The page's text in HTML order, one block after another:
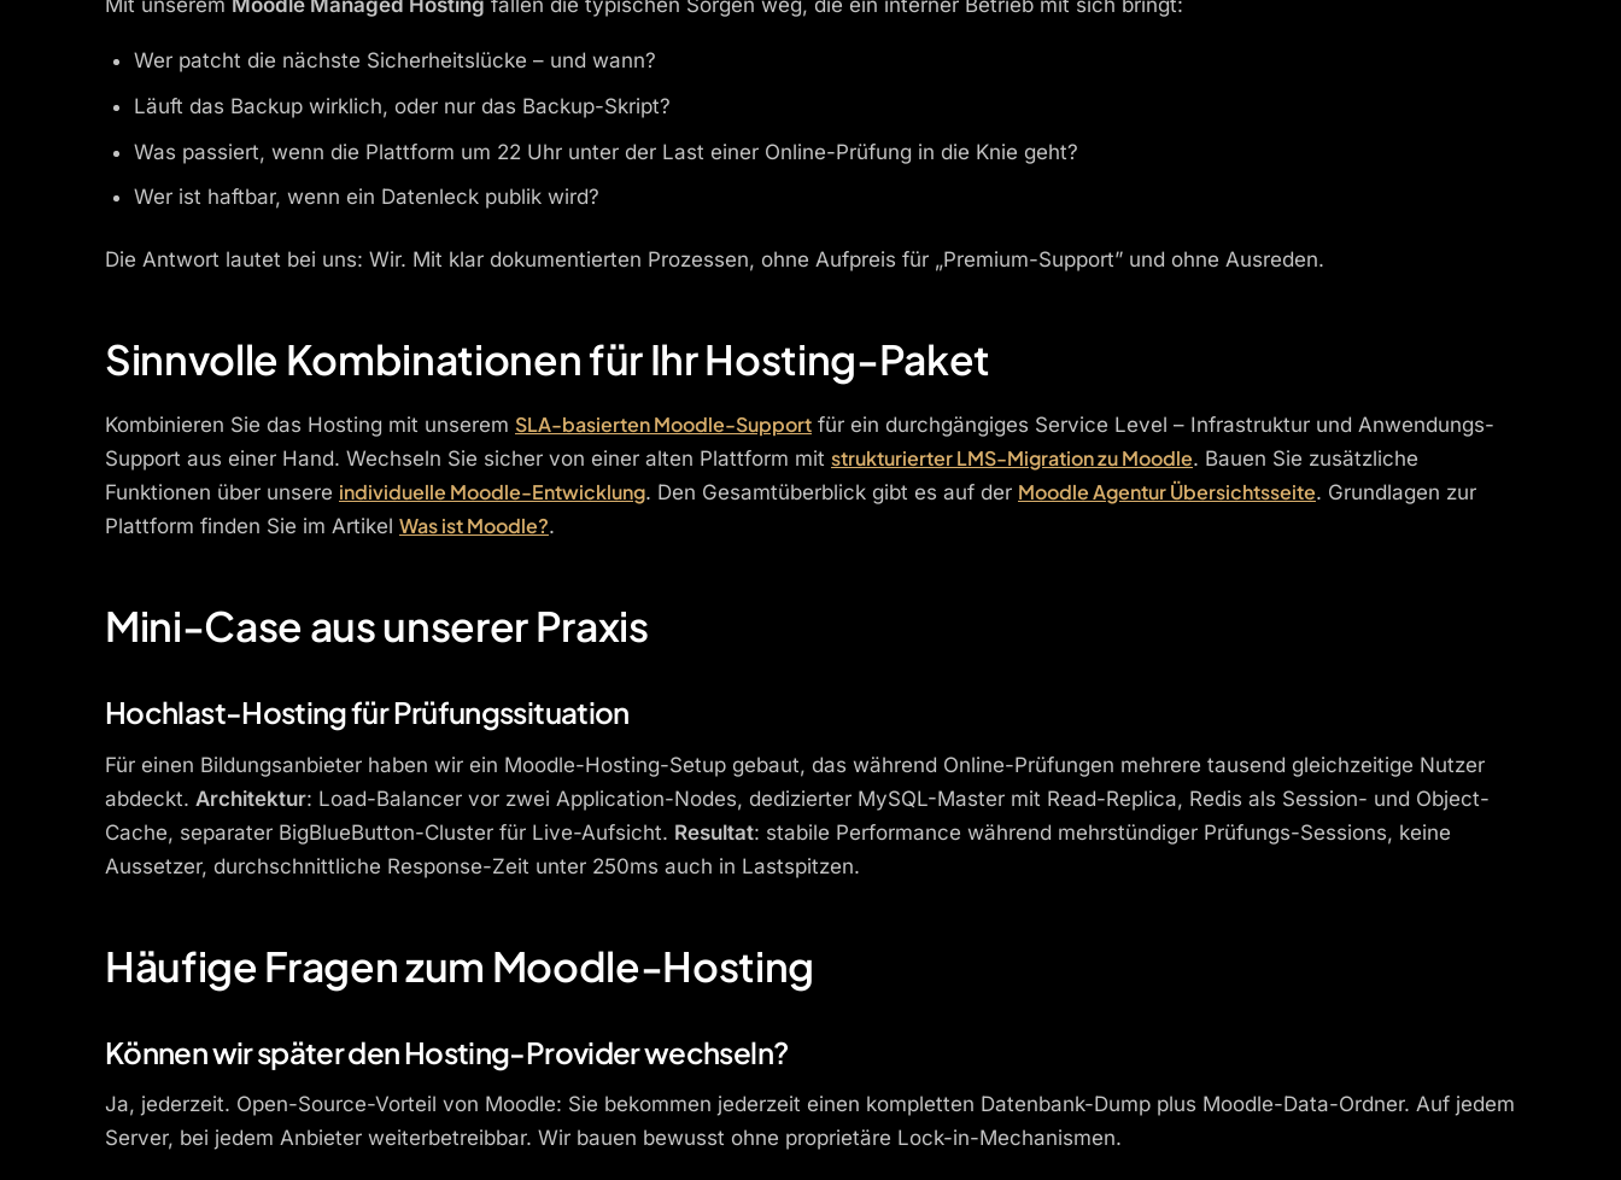
Mit unserem Moodle Managed Hosting fallen die typischen Sorgen weg, die ein interner Betrieb mit sich bringt:
Wer patcht die nächste Sicherheitslücke – und wann?
Läuft das Backup wirklich, oder nur das Backup-Skript?
Was passiert, wenn die Plattform um 22 Uhr unter der Last einer Online-Prüfung in die Knie geht?
Wer ist haftbar, wenn ein Datenleck publik wird?
Die Antwort lautet bei uns: Wir. Mit klar dokumentierten Prozessen, ohne Aufpreis für „Premium-Support” und ohne Ausreden.
Sinnvolle Kombinationen für Ihr Hosting-Paket
Kombinieren Sie das Hosting mit unserem SLA-basierten Moodle-Support für ein durchgängiges Service Level – Infrastruktur und Anwendungs-
Support aus einer Hand. Wechseln Sie sicher von einer alten Plattform mit strukturierter LMS-Migration zu Moodle. Bauen Sie zusätzliche
Funktionen über unsere individuelle Moodle-Entwicklung. Den Gesamtüberblick gibt es auf der Moodle Agentur Übersichtsseite. Grundlagen zur
Plattform finden Sie im Artikel Was ist Moodle?.
Mini-Case aus unserer Praxis
Hochlast-Hosting für Prüfungssituation
Für einen Bildungsanbieter haben wir ein Moodle-Hosting-Setup gebaut, das während Online-Prüfungen mehrere tausend gleichzeitige Nutzer
abdeckt. Architektur: Load-Balancer vor zwei Application-Nodes, dedizierter MySQL-Master mit Read-Replica, Redis als Session- und Object-
Cache, separater BigBlueButton-Cluster für Live-Aufsicht. Resultat: stabile Performance während mehrstündiger Prüfungs-Sessions, keine
Aussetzer, durchschnittliche Response-Zeit unter 250ms auch in Lastspitzen.
Häufige Fragen zum Moodle-Hosting
Können wir später den Hosting-Provider wechseln?
Ja, jederzeit. Open-Source-Vorteil von Moodle: Sie bekommen jederzeit einen kompletten Datenbank-Dump plus Moodle-Data-Ordner. Auf jedem
Server, bei jedem Anbieter weiterbetreibbar. Wir bauen bewusst ohne proprietäre Lock-in-Mechanismen.